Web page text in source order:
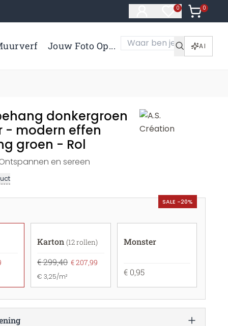
0
Artikelen in
0
Artikelen
Jouw Foto Op... AI
donkergroen
- modern effen
groen - Rol
Ontspannen en sereen
SALE -20%
Karton (12 rollen)
€ 299,40 € 207,99
€ 3,25/m²
Monster
€ 0,95